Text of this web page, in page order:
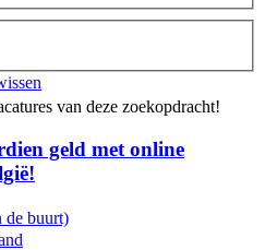
van deze zoekopdracht!
geld met online
de buurt)